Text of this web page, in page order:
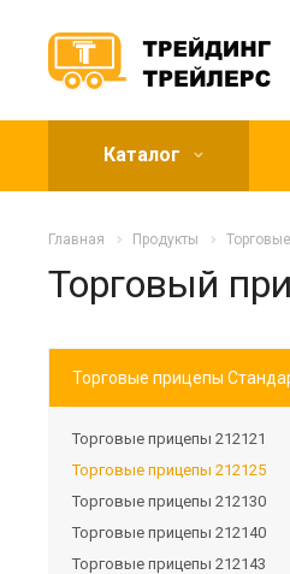
Каталог
Главная Продукты
Торговый
Торговые прицепы
Торговые прицепы 212121
Торговые прицепы 212125
Торговые прицепы 212130
Торговые прицепы 212140
Торговые прицепы 212143